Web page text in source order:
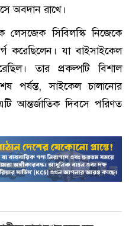
অবদান রাখে।
লেসজেক সিবিলস্কি নিজেকে
করেছিলেন। যা বাইসাইকেল
তার প্রকল্পটি বিশাল
পর্যন্ত, সাইকেল চালানোর
আন্তর্জাতিক দিবসে পরিণত